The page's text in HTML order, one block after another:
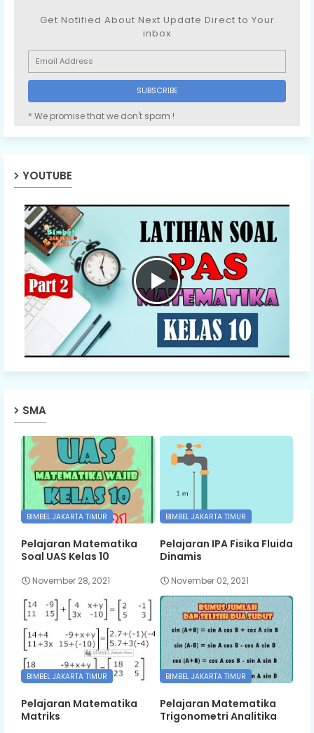
Get Notified About Next Update Direct to Your
inbox
* We promise that we don't spam !
YOUTUBE
SMA
BIMBEL JAKARTA TIMUR
Pelajaran Matematika
Soal UAS Kelas 10
November 28, 2021
BIMBEL JAKARTA TIMUR
Pelajaran IPA Fisika Fluida
Dinamis
November 02, 2021
BIMBEL JAKARTA TIMUR
Pelajaran Matematika
Matriks
BIMBEL JAKARTA TIMUR
Pelajaran Matematika
Trigonometri Analitika